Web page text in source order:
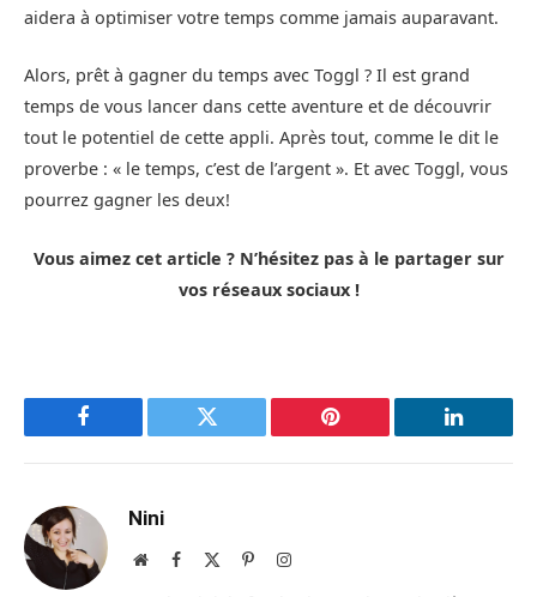
aidera à optimiser votre temps comme jamais auparavant.
Alors, prêt à gagner du temps avec Toggl ? Il est grand
temps de vous lancer dans cette aventure et de découvrir
tout le potentiel de cette appli. Après tout, comme le dit le
proverbe : « le temps, c’est de l’argent ». Et avec Toggl, vous
pourrez gagner les deux!
Vous aimez cet article ? N’hésitez pas à le partager sur
vos réseaux sociaux !
Facebook Twitter Pinterest LinkedIn
Nini
Site Facebook PinterestInstagram